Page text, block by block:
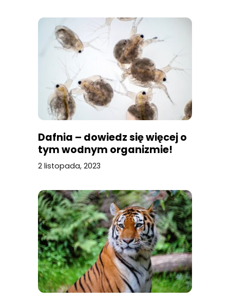
Dafnia – dowiedz się więcej o
tym wodnym organizmie!
2 listopada, 2023